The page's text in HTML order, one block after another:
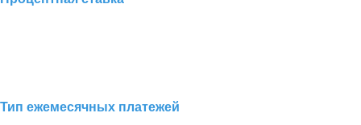
Тип ежемесячных платежей